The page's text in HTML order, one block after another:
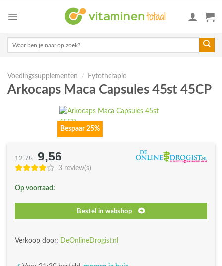
Voedingssupplementen / Fytotherapie
Arkocaps Maca Capsules 45st 45CP
Bespaar 25%
12,75
Oorspronkelijke
prijs
€12,75.
9,56
prijs
3 review(s)
Op voorraad:
Bestel in webshop
Verkoop door: DeOnlineDrogist.nl